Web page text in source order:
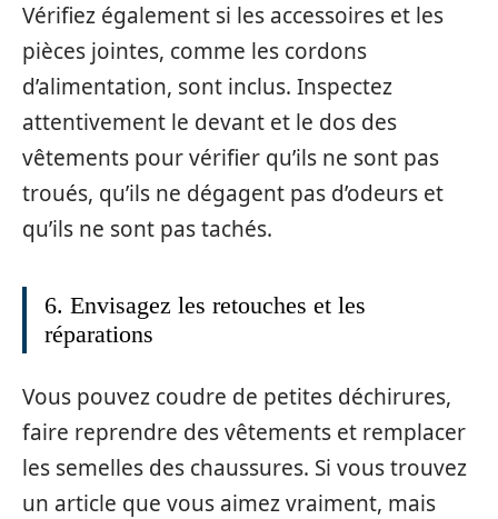
Vérifiez également si les accessoires et les
pièces jointes, comme les cordons
d’alimentation, sont inclus. Inspectez
attentivement le devant et le dos des
vêtements pour vérifier qu’ils ne sont pas
troués, qu’ils ne dégagent pas d’odeurs et
qu’ils ne sont pas tachés.
6. Envisagez les retouches et les
réparations
Vous pouvez coudre de petites déchirures,
faire reprendre des vêtements et remplacer
les semelles des chaussures. Si vous trouvez
un article que vous aimez vraiment, mais